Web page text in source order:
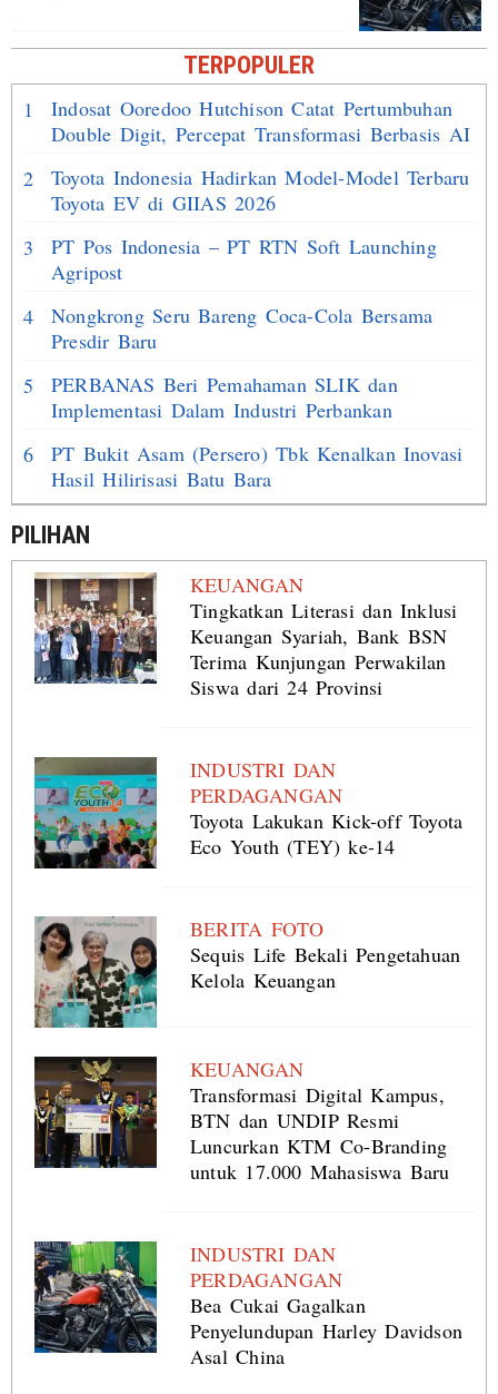
TERPOPULER
1
Indosat Ooredoo Hutchison Catat Pertumbuhan
Double Digit, Percepat Transformasi Berbasis AI
2
Toyota Indonesia Hadirkan Model-Model Terbaru
Toyota EV di GIIAS 2026
3
PT Pos Indonesia – PT RTN Soft Launching
Agripost
4
Nongkrong Seru Bareng Coca-Cola Bersama
Presdir Baru
5
PERBANAS Beri Pemahaman SLIK dan
Implementasi Dalam Industri Perbankan
6
PT Bukit Asam (Persero) Tbk Kenalkan Inovasi
Hasil Hilirisasi Batu Bara
PILIHAN
KEUANGAN
Tingkatkan Literasi dan Inklusi
Keuangan Syariah, Bank BSN
Terima Kunjungan Perwakilan
Siswa dari 24 Provinsi
INDUSTRI DAN
PERDAGANGAN
Toyota Lakukan Kick-off Toyota
Eco Youth (TEY) ke-14
BERITA FOTO
Sequis Life Bekali Pengetahuan
Kelola Keuangan
KEUANGAN
Transformasi Digital Kampus,
BTN dan UNDIP Resmi
Luncurkan KTM Co-Branding
untuk 17.000 Mahasiswa Baru
INDUSTRI DAN
PERDAGANGAN
Bea Cukai Gagalkan
Penyelundupan Harley Davidson
Asal China